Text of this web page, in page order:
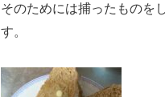
そのためには捕ったものを
す。